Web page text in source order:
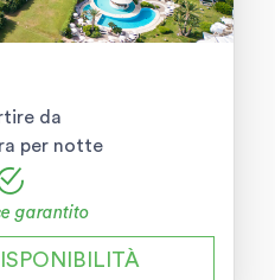
da
per notte
garantito